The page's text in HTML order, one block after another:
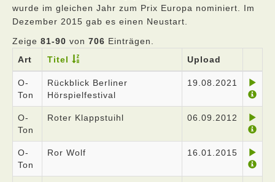
wurde im gleichen Jahr zum Prix Europa nominiert. Im
Dezember 2015 gab es einen Neustart.
Zeige 81-90 von 706 Einträgen.
Art
Titel Upload
O-
Ton
Rückblick Berliner
Hörspielfestival
19.08.2021
O-
Ton
Roter Klappstuihl 06.09.2012
O-
Ton
Ror Wolf 16.01.2015